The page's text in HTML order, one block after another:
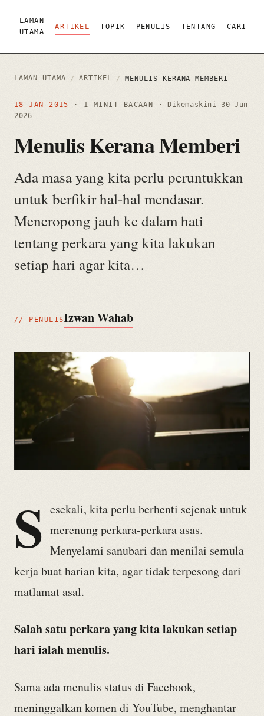
LAMAN
UTAMA
ARTIKEL TOPIK PENULIS TENTANG CARI
LAMAN UTAMA / ARTIKEL / MENULIS KERANA MEMBERI
18 JAN 2015 · 1 MINIT BACAAN · Dikemaskini30 Jun
2026
Menulis Kerana Memberi
Ada masa yang kita perlu peruntukkan
untuk berfikir hal-hal mendasar.
Meneropong jauh ke dalam hati
tentang perkara yang kita lakukan
setiap hari agar kita…
// PENULISIzwan Wahab
S esekali, kita perlu berhenti sejenak untuk
merenung perkara-perkara asas.
Menyelami sanubari dan menilai semula
kerja buat harian kita, agar tidak terpesong dari
matlamat asal.
Salah satu perkara yang kita lakukan setiap
hari ialah menulis.
Sama ada menulis status di Facebook,
meninggalkan komen di YouTube, menghantar